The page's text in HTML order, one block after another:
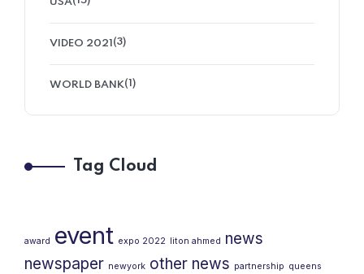
VIDEO 2021 (3)
WORLD BANK(1)
Tag Cloud
award event expo 2022 liton ahmed news
newspaper newyork other news partnership queens